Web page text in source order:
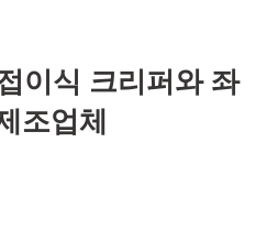
이식 크리퍼와 좌
조업체